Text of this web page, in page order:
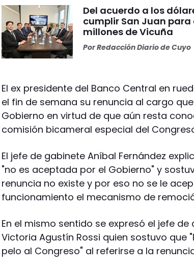
Del acuerdo a los
cumplir San Juan para
millones de Vicuña
PorRedacción Diario de Cuyo
El ex presidente del Banco Central en
el fin de semana su renuncia al cargo
Gobierno en virtud de que aún resta
comisión bicameral especial del
El jefe de gabinete Aníbal Fernández
"no es aceptada por el Gobierno" y
renuncia no existe y por eso no se le
funcionamiento el mecanismo de
En el mismo sentido se expresó el jefe
Victoria Agustín Rossi quien sostuvo que
pelo al Congreso" al referirse a la